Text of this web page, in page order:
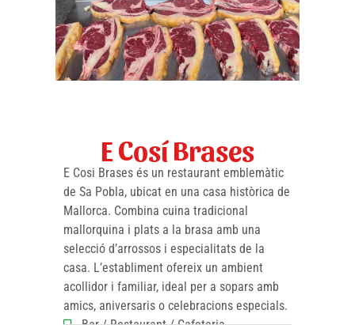
E Cosí Brases
E Cosi Brases és un restaurant emblemàtic
de Sa Pobla, ubicat en una casa històrica de
Mallorca. Combina cuina tradicional
mallorquina i plats a la brasa amb una
selecció d’arrossos i especialitats de la
casa. L’establiment ofereix un ambient
acollidor i familiar, ideal per a sopars amb
amics, aniversaris o celebracions especials.